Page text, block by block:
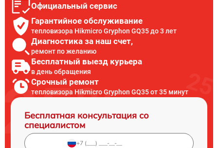
Официальный сервис
Гарантийное обслуживание
тепловизора Hikmicro Gryphon GQ35 до 3 лет
Диагностика за наш счет,
ремонт по желанию
Бесплатный выезд курьера
в день обращения
Срочный ремонт
тепловизора Hikmicro Gryphon GQ35 от 35 минут
Бесплатная консультация со
специалистом